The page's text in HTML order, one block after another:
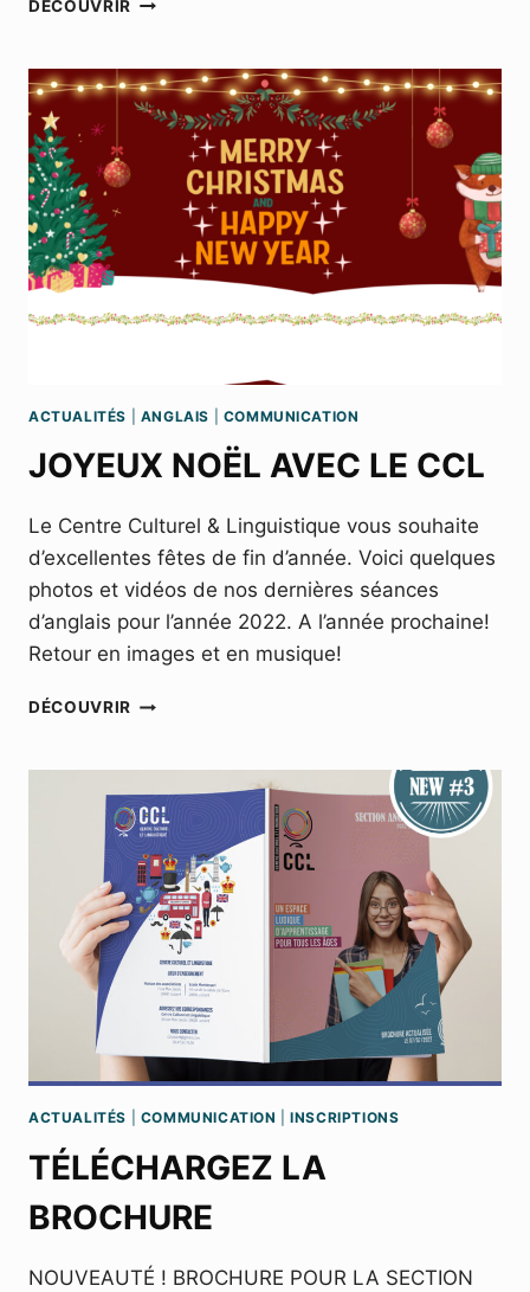
DÉCOUVRIR
2024!
ACTUALITÉS ANGLAIS COMMUNICATION
JOYEUX NOËL AVEC LE CCL
Le Centre Culturel & Linguistique vous souhaite
d’excellentes fêtes de fin d’année. Voici quelques
photos et vidéos de nos dernières séances
d’anglais pour l’année 2022. A l’année prochaine!
Retour en images et en musique!
DÉCOUVRIR JOYEUX
LE
CCL
ACTUALITÉS COMMUNICATION |INSCRIPTIONS
TÉLÉCHARGEZ LA
BROCHURE
NOUVEAUTÉ ! BROCHURE POUR LA SECTION